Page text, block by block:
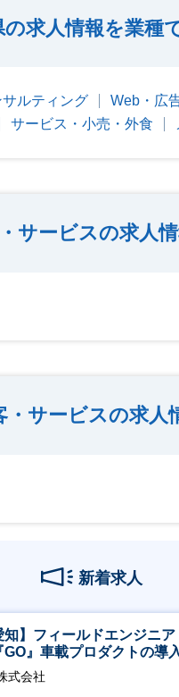
の求人情報を業種
サルティング Web・広
サービス・小売・外食
サービスの求人
・サービスの求人
新着求人
知】フィールドエンジニア
GO』車載プロダクトの導
ト／年休120日／土日祝休
帰
式会社